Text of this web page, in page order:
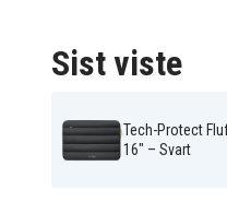
Sist viste
Tech-Protect
16" – Svart